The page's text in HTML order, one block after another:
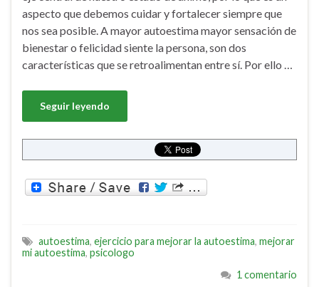
aspecto que debemos cuidar y fortalecer siempre que
nos sea posible. A mayor autoestima mayor sensación de
bienestar o felicidad siente la persona, son dos
características que se retroalimentan entre sí. Por ello …
Seguir leyendo
autoestima, ejercicio para mejorar la autoestima, mejorar
mi autoestima, psicologo
1 comentario